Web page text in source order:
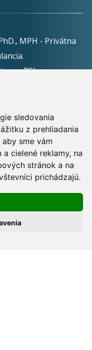
sledovania
z prehliadania
sme vám
cielené reklamy, na
stránok a na
prichádzajú.
MPH - Privátna
pre RSbros.
osobných údajov v
cookies.
textu z akejkoľvek
na iný web
PhD., MPH, ako
na tvorbe obsahu